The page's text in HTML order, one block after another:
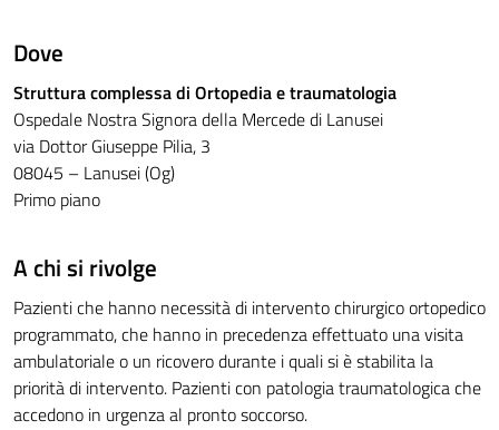
Dove
Struttura complessa di Ortopedia e traumatologia
Ospedale Nostra Signora della Mercede di Lanusei
via Dottor Giuseppe Pilia, 3
08045 – Lanusei (Og)
Primo piano
A chi si rivolge
Pazienti che hanno necessità di intervento chirurgico ortopedico
programmato, che hanno in precedenza effettuato una visita
ambulatoriale o un ricovero durante i quali si è stabilita la
priorità di intervento. Pazienti con patologia traumatologica che
accedono in urgenza al pronto soccorso.